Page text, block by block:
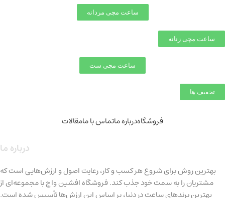
ساعت مچی مردانه
ساعت مچی زنانه
ساعت مچی ست
تخفیف ها
فروشگاهدرباره ماتماس با مامقالات
درباره ما
بهترین روش برای شروع هر کسب و کار، رعایت اصول و ارزش‌هایی است که
مشتریان را به سمت خود جذب کند. فروشگاه افشین واچ با مجموعه‌ای از
بهترین برندهای ساعت در دنیا، بر اساس این ارزش‌ها تأسیس شده است.